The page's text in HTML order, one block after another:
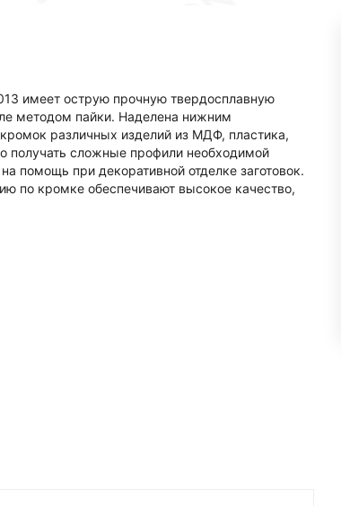
имеет острую прочную твердосплавную
методом пайки. Наделена нижним
различных изделий из МДФ, пластика,
получать сложные профили необходимой
помощь при декоративной отделке заготовок.
по кромке обеспечивают высокое качество,